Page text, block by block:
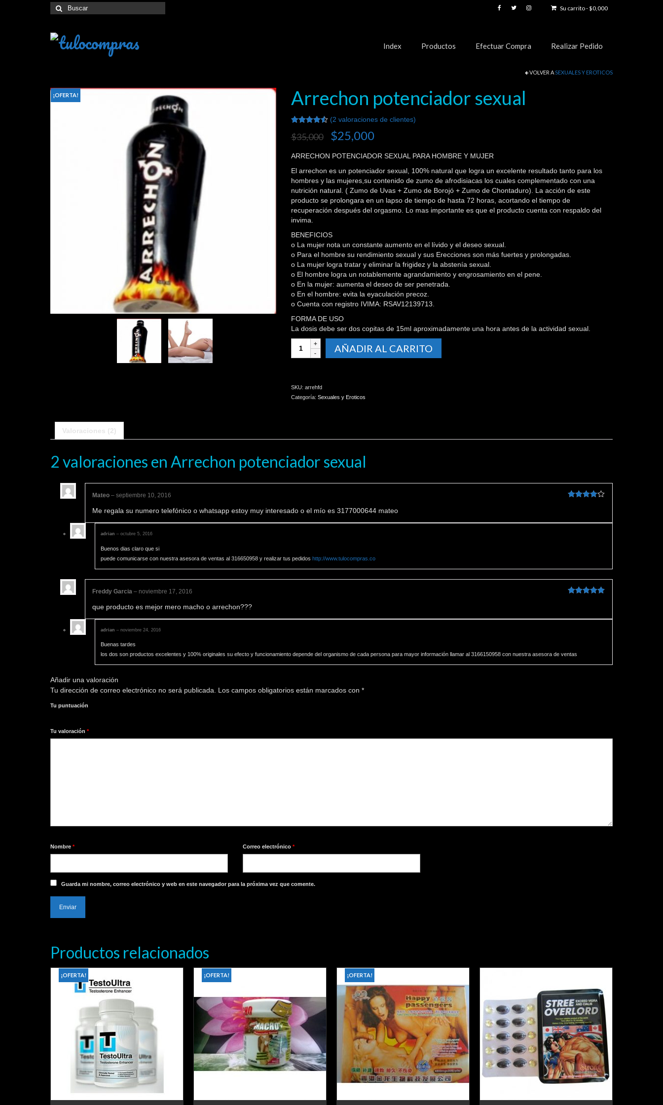
Su carrito-$0,000
Buscar
por:
Index Productos Efectuar Compra Realizar Pedido
VOLVER ASEXUALES Y EROTICOS
¡OFERTA! Arrechon potenciador sexual
4.50
puntuaciones
clientes
(2 valoraciones de clientes)
$35,000 $25,000
ARRECHON POTENCIADOR SEXUAL PARA HOMBRE Y MUJER
El arrechon es un potenciador sexual, 100% natural que logra un excelente resultado tanto para los
hombres y las mujeres,su contenido de zumo de afrodisiacas los cuales complementado con una
nutrición natural. ( Zumo de Uvas + Zumo de Borojó + Zumo de Chontaduro). La acción de este
producto se prolongara en un lapso de tiempo de hasta 72 horas, acortando el tiempo de
recuperación después del orgasmo. Lo mas importante es que el producto cuenta con respaldo del
invima.
BENEFICIOS
o La mujer nota un constante aumento en el lívido y el deseo sexual.
o Para el hombre su rendimiento sexual y sus Erecciones son más fuertes y prolongadas.
o La mujer logra tratar y eliminar la frigidez y la abstenía sexual.
o El hombre logra un notablemente agrandamiento y engrosamiento en el pene.
o En la mujer: aumenta el deseo de ser penetrada.
o En el hombre: evita la eyaculación precoz.
o Cuenta con registro IVIMA: RSAV12139713.
FORMA DE USO
La dosis debe ser dos copitas de 15ml aproximadamente una hora antes de la actividad sexual.
Arrechon
potenciador
AÑADIR AL CARRITO
SKU: arrehfd
Categoría: Sexuales y Eroticos
Valoraciones (2)
2 valoraciones en Arrechon potenciador sexual
Mateo – septiembre 10, 2016
Me regala su numero telefónico o whatsapp estoy muy interesado o el mío es 3177000644 mateo
adrian – octubre 5, 2016
Buenos dias claro que si
puede comunicarse con nuestra asesora de ventas al 316650958 y realizar tus pedidos http://www.tulocompras.co
Freddy Garcia – noviembre 17, 2016
que producto es mejor mero macho o arrechon???
adrian – noviembre 24, 2016
Buenas tardes
los dos son productos excelentes y 100% originales su efecto y funcionamiento depende del organismo de cada persona para mayor información llamar al 3166150958 con nuestra asesora de ventas
Añadir una valoración
Tu dirección de correo electrónico no será publicada. Los campos obligatorios están marcados con *
Tu puntuación
Tu valoración *
Nombre * Correo electrónico *
Guarda mi nombre, correo electrónico y web en este navegador para la próxima vez que comente.
Productos relacionados
¡OFERTA! ¡OFERTA! ¡OFERTA!